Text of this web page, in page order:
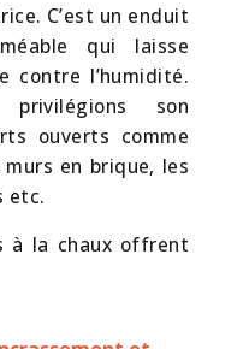
C’est un enduit
qui laisse
contre l’humidité.
son
ouverts comme
en brique, les
etc.
à la chaux offrent